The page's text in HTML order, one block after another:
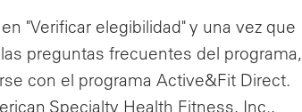
"Verificar elegibilidad" y una vez que
preguntas frecuentes del programa,
con el programa Active&Fit Direct.
Specialty Health Fitness, Inc.,